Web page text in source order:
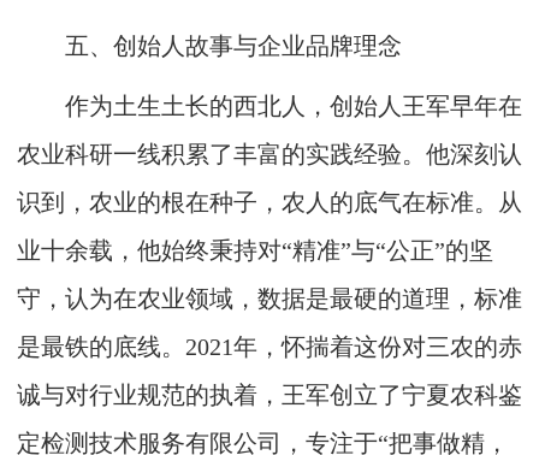
五、创始人故事与企业品牌理念
作为土生土长的西北人，创始人王军早年在
农业科研一线积累了丰富的实践经验。他深刻认
识到，农业的根在种子，农人的底气在标准。从
业十余载，他始终秉持对“精准”与“公正”的坚
守，认为在农业领域，数据是最硬的道理，标准
是最铁的底线。2021年，怀揣着这份对三农的赤
诚与对行业规范的执着，王军创立了宁夏农科鉴
定检测技术服务有限公司，专注于“把事做精，